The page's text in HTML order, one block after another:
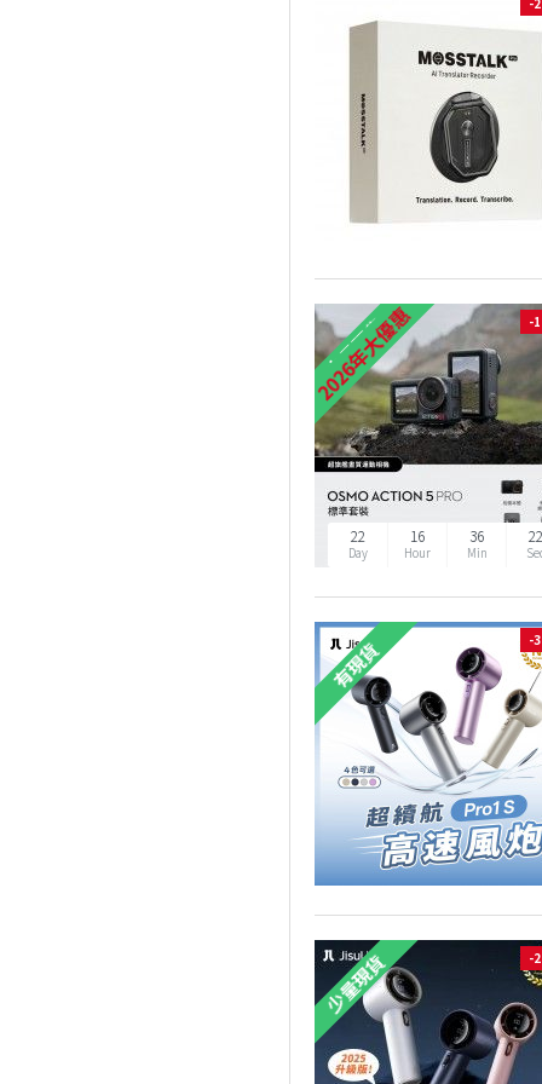
少量現貨
2026年大優惠 -
22
Day
16
Hour
36
Min
有現貨 -
少量現貨 -